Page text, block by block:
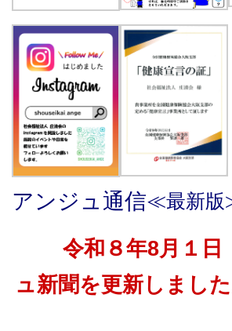
アンジュ通信≪最新
令和８年8月１
ュ新聞を更新しました